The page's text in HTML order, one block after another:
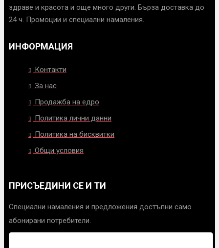
здраве и красота и още много други. Бърза доставка до
24 ч. Промоции и специални намаления.
ИНФОРМАЦИЯ
Контакти
За нас
Продажба на едро
Политика лични данни
Политика на бисквитки
Общи условия
ПРИСЪЕДИНИ СЕ И ТИ
Специални намаления и предложения достъпни само
абонирани потребители.